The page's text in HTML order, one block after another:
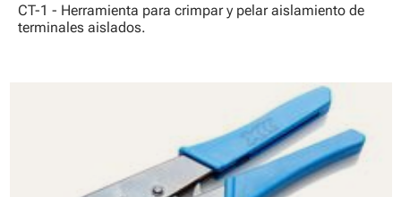
CT-1 - Herramienta para crimpar y pelar aislamiento de
terminales aislados.